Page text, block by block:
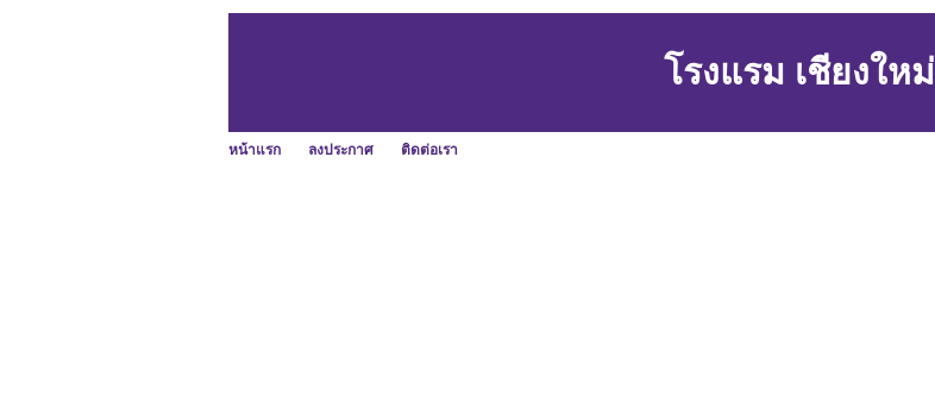
โรงแรม เชียงใหม่
หน้าแรก ลงประกาศ ติดต่อเรา